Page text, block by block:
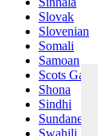
Slovak
Slovenian
Somali
Samoan
Scots Gaelic
Shona
Sindhi
Sundanese
Swahili